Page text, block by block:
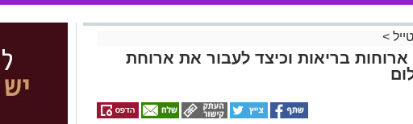
>
בריאות וכיצד לעבור את ארוחת